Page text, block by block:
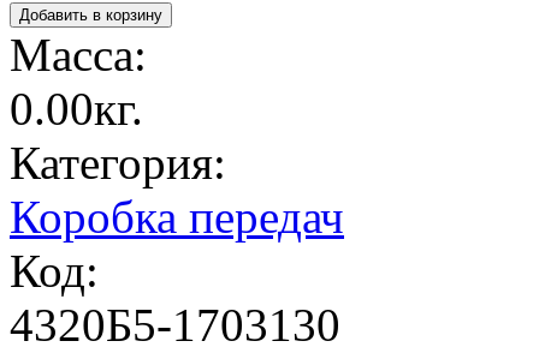
Масса:
0.00кг.
Категория:
Коробка передач
Код:
4320Б5-1703130